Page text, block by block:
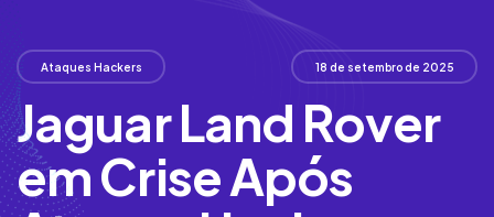
Ataques Hackers 18 de setembro de 2025
Jaguar Land Rover
em Crise Após